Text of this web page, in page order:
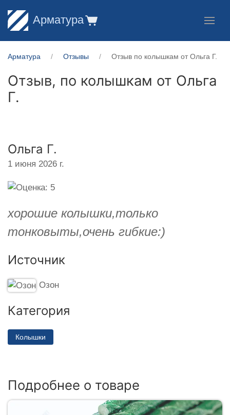
Арматура
Арматура Отзывы Отзыв по колышкам от Ольга Г.
Отзыв, по колышкам от Ольга
Г.
Ольга Г.
1 июня 2026 г.
хорошие колышки,только
тонковыты,очень гибкие:)
Источник
Озон
Категория
Колышки
Подробнее о товаре